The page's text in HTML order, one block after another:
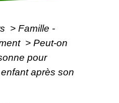
> Famille -
> Peut-on
pour
après son